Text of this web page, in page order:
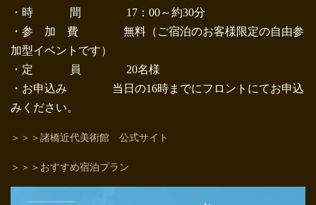
・時 間 17：00～約30分
・参 加 費 無料（ご宿泊のお客様限定の自由参
加型イベントです）
・定 員 20名様
・お申込み 当日の16時までにフロントにてお申込
みください。
＞＞＞諸橋近代美術館 公式サイト
＞＞＞おすすめ宿泊プラン